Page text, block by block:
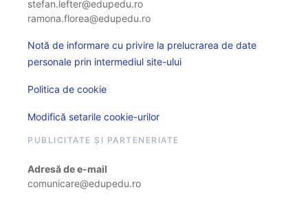
stefan.lefter@edupedu.ro
ramona.florea@edupedu.ro
Notă de informare cu privire la prelucrarea de date
personale prin intermediul site-ului
Politica de cookie
Modifică setarile cookie-urilor
PUBLICITATE ȘI PARTENERIATE
Adresă de e-mail
comunicare@edupedu.ro